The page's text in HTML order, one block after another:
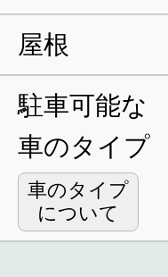
屋根
駐車可能な
車のタイプ
車のタイプ
について